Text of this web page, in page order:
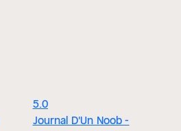
5.0
Journal D'Un Noob -